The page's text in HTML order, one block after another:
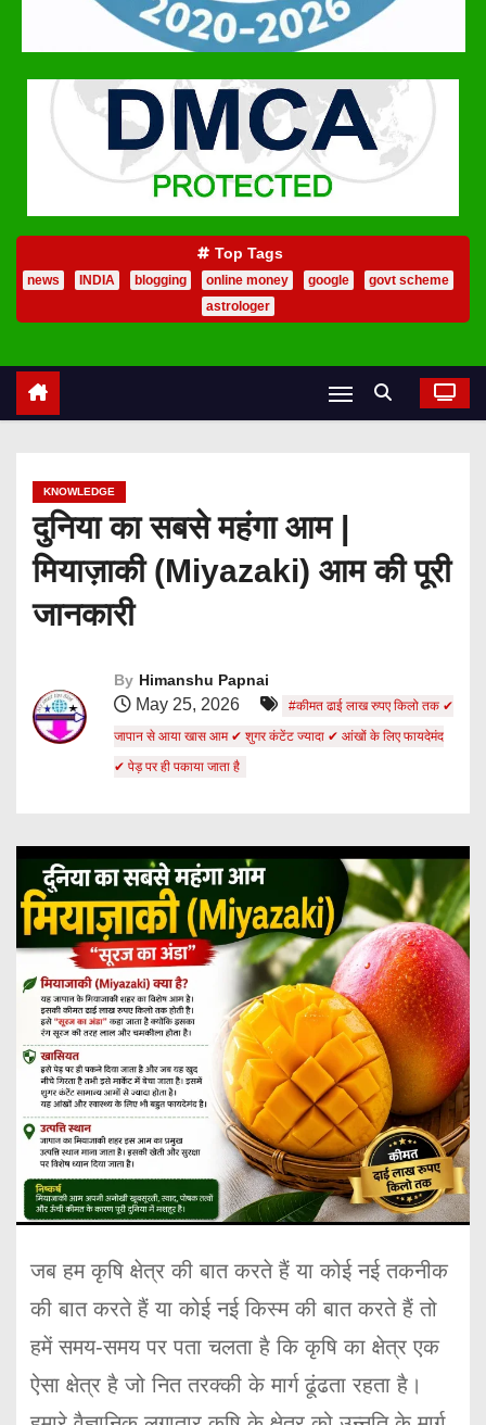
Top Tags
news INDIA blogging online money google
govt scheme
astrologer
KNOWLEDGE
दुनिया का सबसे महंगा आम |
मियाज़ाकी (Miyazaki) आम की पूरी
जानकारी
By Himanshu Papnai
May 25, 2026
#कीमत ढाई लाख रुपए किलो तक ✔
जापान से आया खास आम ✔ शुगर कंटेंट ज्यादा ✔ आंखों के लिए फायदेमंद
✔ पेड़ पर ही पकाया जाता है
जब हम कृषि क्षेत्र की बात करते हैं या कोई नई तकनीक
की बात करते हैं या कोई नई किस्म की बात करते हैं तो
हमें समय-समय पर पता चलता है कि कृषि का क्षेत्र एक
ऐसा क्षेत्र है जो नित तरक्की के मार्ग ढूंढता रहता है।